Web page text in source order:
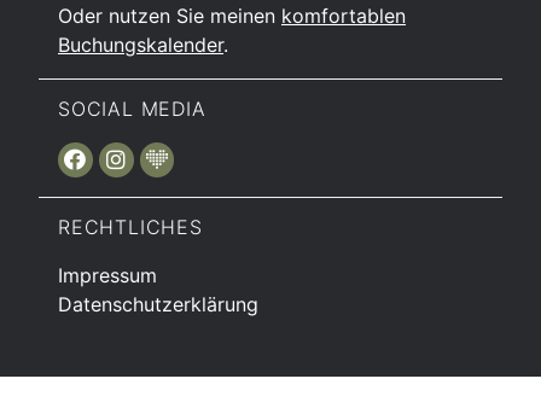
Oder nutzen Sie meinen komfortablen
Buchungskalender.
SOCIAL MEDIA
RECHTLICHES
Impressum
Datenschutzerklärung